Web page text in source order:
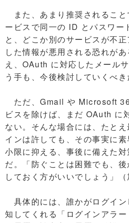
また、あまり推奨されるこ
ービスで同一の ID とパスワー
と、どこか別のサービスが不
した情報が悪用される恐れが
え、OAuth に対応したメール
う手も、今後検討していくべき
ただ、Gmail や Microsoft
ビスを除けば、まだ OAuth に
ない。そんな場合には、たと
インは許しても、その事実に
小限に抑える、事後に備えた
だ。「防ぐことは困難でも、
しておく方がいいでしょう」（
具体的には、誰かがログイン
知してくれる「ログインアラ